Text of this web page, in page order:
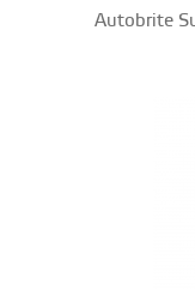
Autobrite